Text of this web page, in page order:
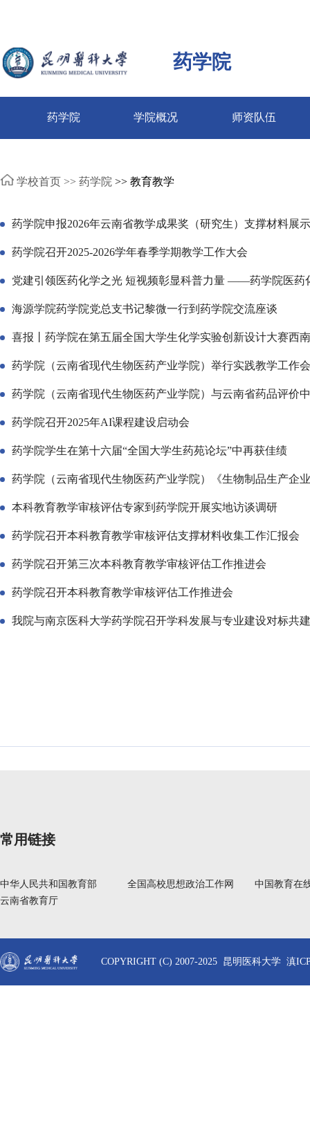
药学院
药学院 学院概况 师资队伍
学校首页 >> 药学院 >> 教育教学
药学院申报2026年云南省教学成果奖（研究生）支撑材料展示
药学院召开2025-2026学年春季学期教学工作大会
党建引领医药化学之光 短视频彰显科普力量 ——药学院医药
海源学院药学院党总支书记黎微一行到药学院交流座谈
喜报丨药学院在第五届全国大学生化学实验创新设计大赛西
药学院（云南省现代生物医药产业学院）举行实践教学工作
药学院（云南省现代生物医药产业学院）与云南省药品评价
药学院召开2025年AI课程建设启动会
药学院学生在第十六届“全国大学生药苑论坛”中再获佳绩
药学院（云南省现代生物医药产业学院）《生物制品生产企
本科教育教学审核评估专家到药学院开展实地访谈调研
药学院召开本科教育教学审核评估支撑材料收集工作汇报会
药学院召开第三次本科教育教学审核评估工作推进会
药学院召开本科教育教学审核评估工作推进会
我院与南京医科大学药学院召开学科发展与专业建设对标共
常用链接
中华人民共和国教育部 全国高校思想政治工作网
中国教育在
云南省教育厅
COPYRIGHT (C) 2007-2025 昆明医科大学 滇